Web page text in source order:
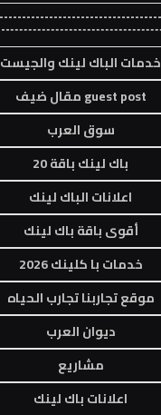
خدمات الباك لينك والجيست
guest post مقال ضيف
سوق العرب
باك لينك باقة 20
اعلانات الباك لينك
أقوى باقة باك لينك
خدمات با كلينك 2026
موقع تجاربنا تجارب الحياه
ديوان العرب
مشاريع
اعلانات باك لينك